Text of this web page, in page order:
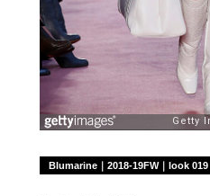
Blumarine｜2018-19FW｜look 019